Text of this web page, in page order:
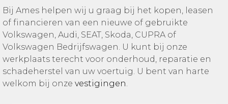
Bij Ames helpen wij u graag bij het kopen, leasen
of financieren van een nieuwe of gebruikte
Volkswagen, Audi, SEAT, Skoda, CUPRA of
Volkswagen Bedrijfswagen. U kunt bij onze
werkplaats terecht voor onderhoud, reparatie en
schadeherstel van uw voertuig. U bent van harte
welkom bij onze vestigingen.